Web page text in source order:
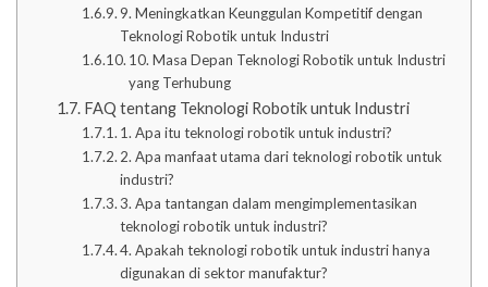
9. Meningkatkan Keunggulan Kompetitif dengan
Teknologi Robotik untuk Industri
10. Masa Depan Teknologi Robotik untuk Industri
yang Terhubung
FAQ tentang Teknologi Robotik untuk Industri
1. Apa itu teknologi robotik untuk industri?
2. Apa manfaat utama dari teknologi robotik untuk
industri?
3. Apa tantangan dalam mengimplementasikan
teknologi robotik untuk industri?
4. Apakah teknologi robotik untuk industri hanya
digunakan di sektor manufaktur?